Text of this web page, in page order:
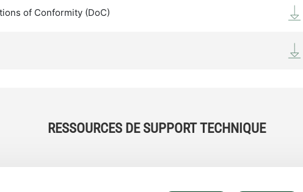
of Conformity (DoC)
RESSOURCES DE SUPPORT TECHNIQUE